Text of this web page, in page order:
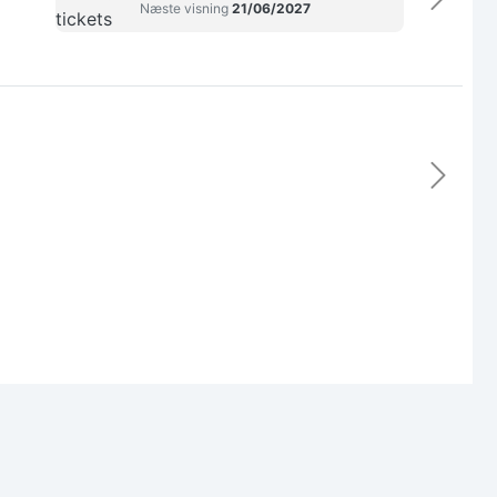
Næste visning 21/06/2027